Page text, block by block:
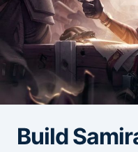
Build